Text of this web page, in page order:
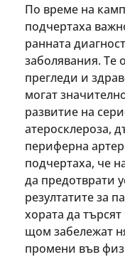
По време на
подчертаха
ранната
заболявания. Те
прегледи и
могат
развитие на
атеросклероза,
периферна
подчертаха, че
да предотврати
резултатите за
хората да
щом забележат
промени във